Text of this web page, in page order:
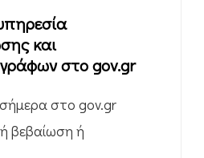
και
στο gov.gr
σήμερα στο gov.gr
βεβαίωση ή